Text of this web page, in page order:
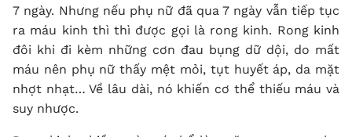
7 ngày. Nhưng nếu phụ nữ đã qua 7 ngày vẫn tiếp tục
ra máu kinh thì thì được gọi là rong kinh. Rong kinh
đôi khi đi kèm những cơn đau bụng dữ dội, do mất
máu nên phụ nữ thấy mệt mỏi, tụt huyết áp, da mặt
nhợt nhạt… Về lâu dài, nó khiến cơ thể thiếu máu và
suy nhược.